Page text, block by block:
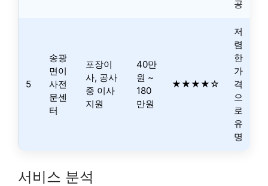
공
5
송광
면이
사전
문센
터
포장이
사, 공사
중 이사
지원
40만
원 ~
180
만원
★★★★☆
저
렴
한
가
격
으
로
유
명
서비스 분석